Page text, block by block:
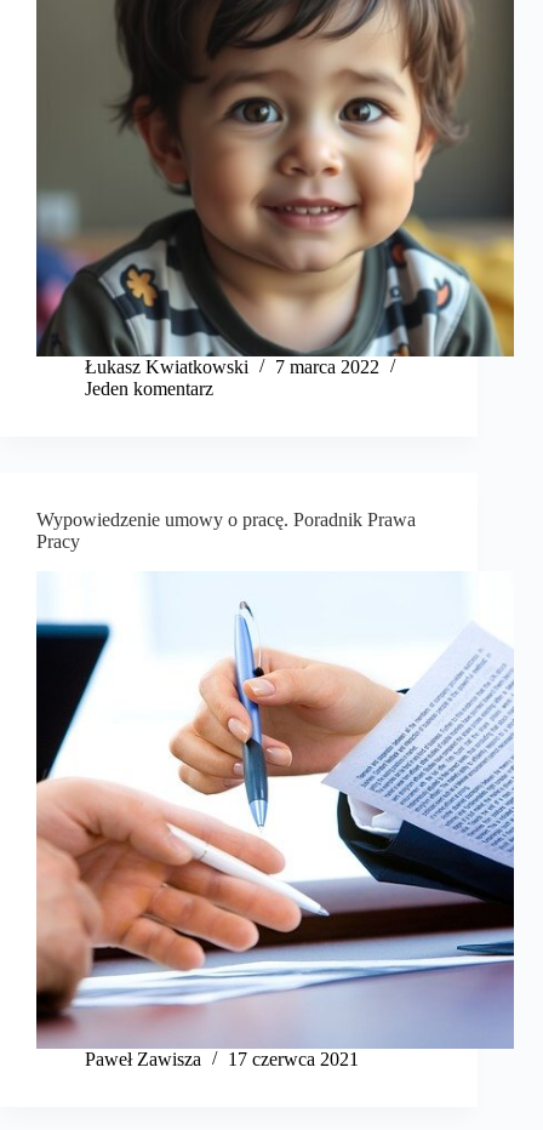
​Łukasz Kwiatkowski
7 marca 2022
Jeden komentarz
Wypowiedzenie umowy o pracę. Poradnik Prawa
Pracy
​Paweł Zawisza 17 czerwca 2021